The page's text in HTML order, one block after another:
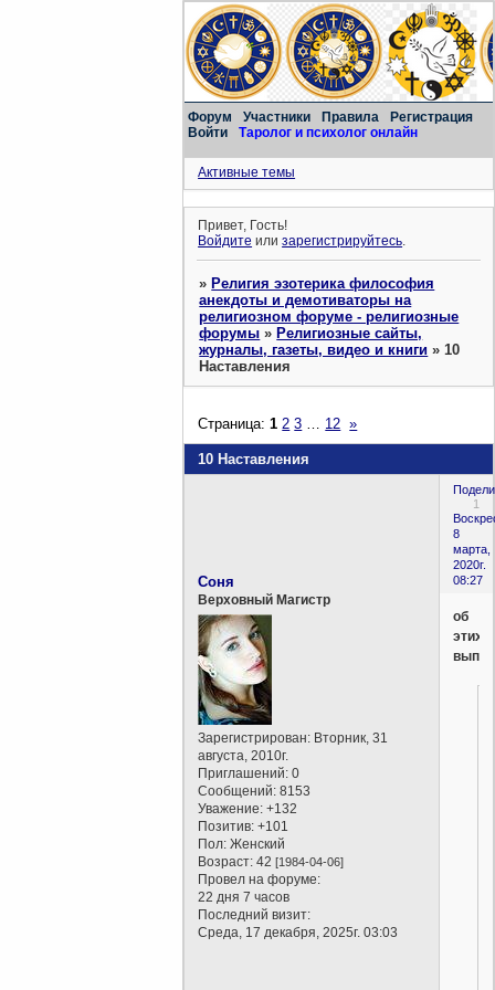
Форум Участники Правила
Регистрация
Войти
Таролог и психолог онлайн
Активные темы
Привет, Гость!
Войдите илизарегистрируйтесь.
»Религия эзотерика философия
анекдоты и демотиваторы на
религиозном форуме - религиозные
форумы »Религиозные сайты,
журналы, газеты, видео и книги » 10
Наставления
10 Наставления
Страница:1 2 3 12 »
1
8
марта,
2020г.
08:27
Соня
Верховный Магистр
Зарегистрирован: Вторник, 31
августа, 2010г.
Приглашений: 0
Сообщений: 8153
Уважение: +132
Позитив: +101
Пол: Женский
Возраст: 42[1984-04-06]
Провел на форуме:
22 дня 7 часов
Последний визит:
Среда, 17 декабря, 2025г. 03:03
об
этих